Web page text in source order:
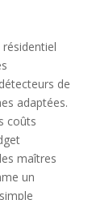
résidentiel
de
adaptées.
coûts
maîtres
un